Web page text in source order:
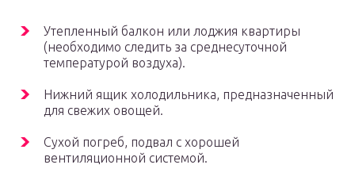
Утепленный балкон или лоджия квартиры
(необходимо следить за среднесуточной
температурой воздуха).
Нижний ящик холодильника, предназначенный
для свежих овощей.
Сухой погреб, подвал с хорошей
вентиляционной системой.